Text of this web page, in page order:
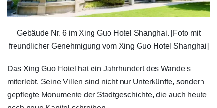
Gebäude Nr. 6 im Xing Guo Hotel Shanghai. [Foto mit
freundlicher Genehmigung vom Xing Guo Hotel Shanghai]
Das Xing Guo Hotel hat ein Jahrhundert des Wandels
miterlebt. Seine Villen sind nicht nur Unterkünfte, sondern
gepflegte Monumente der Stadtgeschichte, die auch heute